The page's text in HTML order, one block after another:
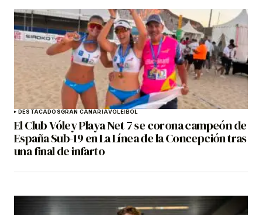
DESTACADOSGRAN CANARIAVOLEIBOL
El Club Vóley Playa Net 7 se corona campeón de
España Sub-19 en La Línea de la Concepción tras
una final de infarto